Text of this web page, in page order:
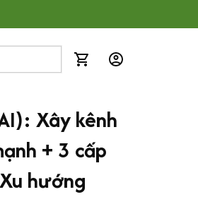
Xây kênh
+ 3 cấp
hướng